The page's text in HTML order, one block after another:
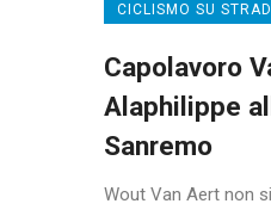
CICLISMO SU
Capolavoro
Alaphilippe
Sanremo
Wout Van Aert non